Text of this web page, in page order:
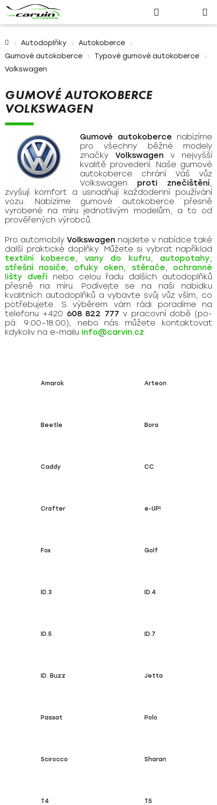
Přihlášení
košík
Autodoplňky
Autokoberce
Gumové autokoberce
Typové gumové autokoberce
Volkswagen
GUMOVÉ AUTOKOBERCE
VOLKSWAGEN
Gumové autokoberce nabízíme
pro všechny běžné modely
značky Volkswagen v nejvyšší
kvalitě provedení. Naše gumové
autokoberce chrání Váš vůz
Volkswagen proti znečištění,
zvyšují komfort a usnadňují každodenní používání
vozu. Nabízíme gumové autokoberce přesně
vyrobené na míru jednotlivým modelům, a to od
prověřených výrobců.
Pro automobily Volkswagen najdete v nabídce také
další praktické doplňky. Můžete si vybrat například
textilní koberce, vany do kufru, autopotahy,
střešní nosiče, ofuky oken, stěrače, ochranné
lišty dveřínebo celou řadu dalších autodoplňků
přesně na míru. Podívejte se na naši nabídku
kvalitních autodoplňků a vybavte svůj vůz vším, co
potřebujete. S výběrem vám rádi poradíme na
telefonu +420 608 822 777 v pracovní době (po-
pá: 9:00–18:00), nebo nás můžete kontaktovat
kdykoliv na e-mailu info@carvin.cz.
Amarok Arteon
Beetle Bora
Caddy CC
Crafter e-UP!
Fox Golf
ID.3 ID.4
ID.5 ID.7
ID. Buzz Jetta
Passat Polo
Scirocco Sharan
T4 T5